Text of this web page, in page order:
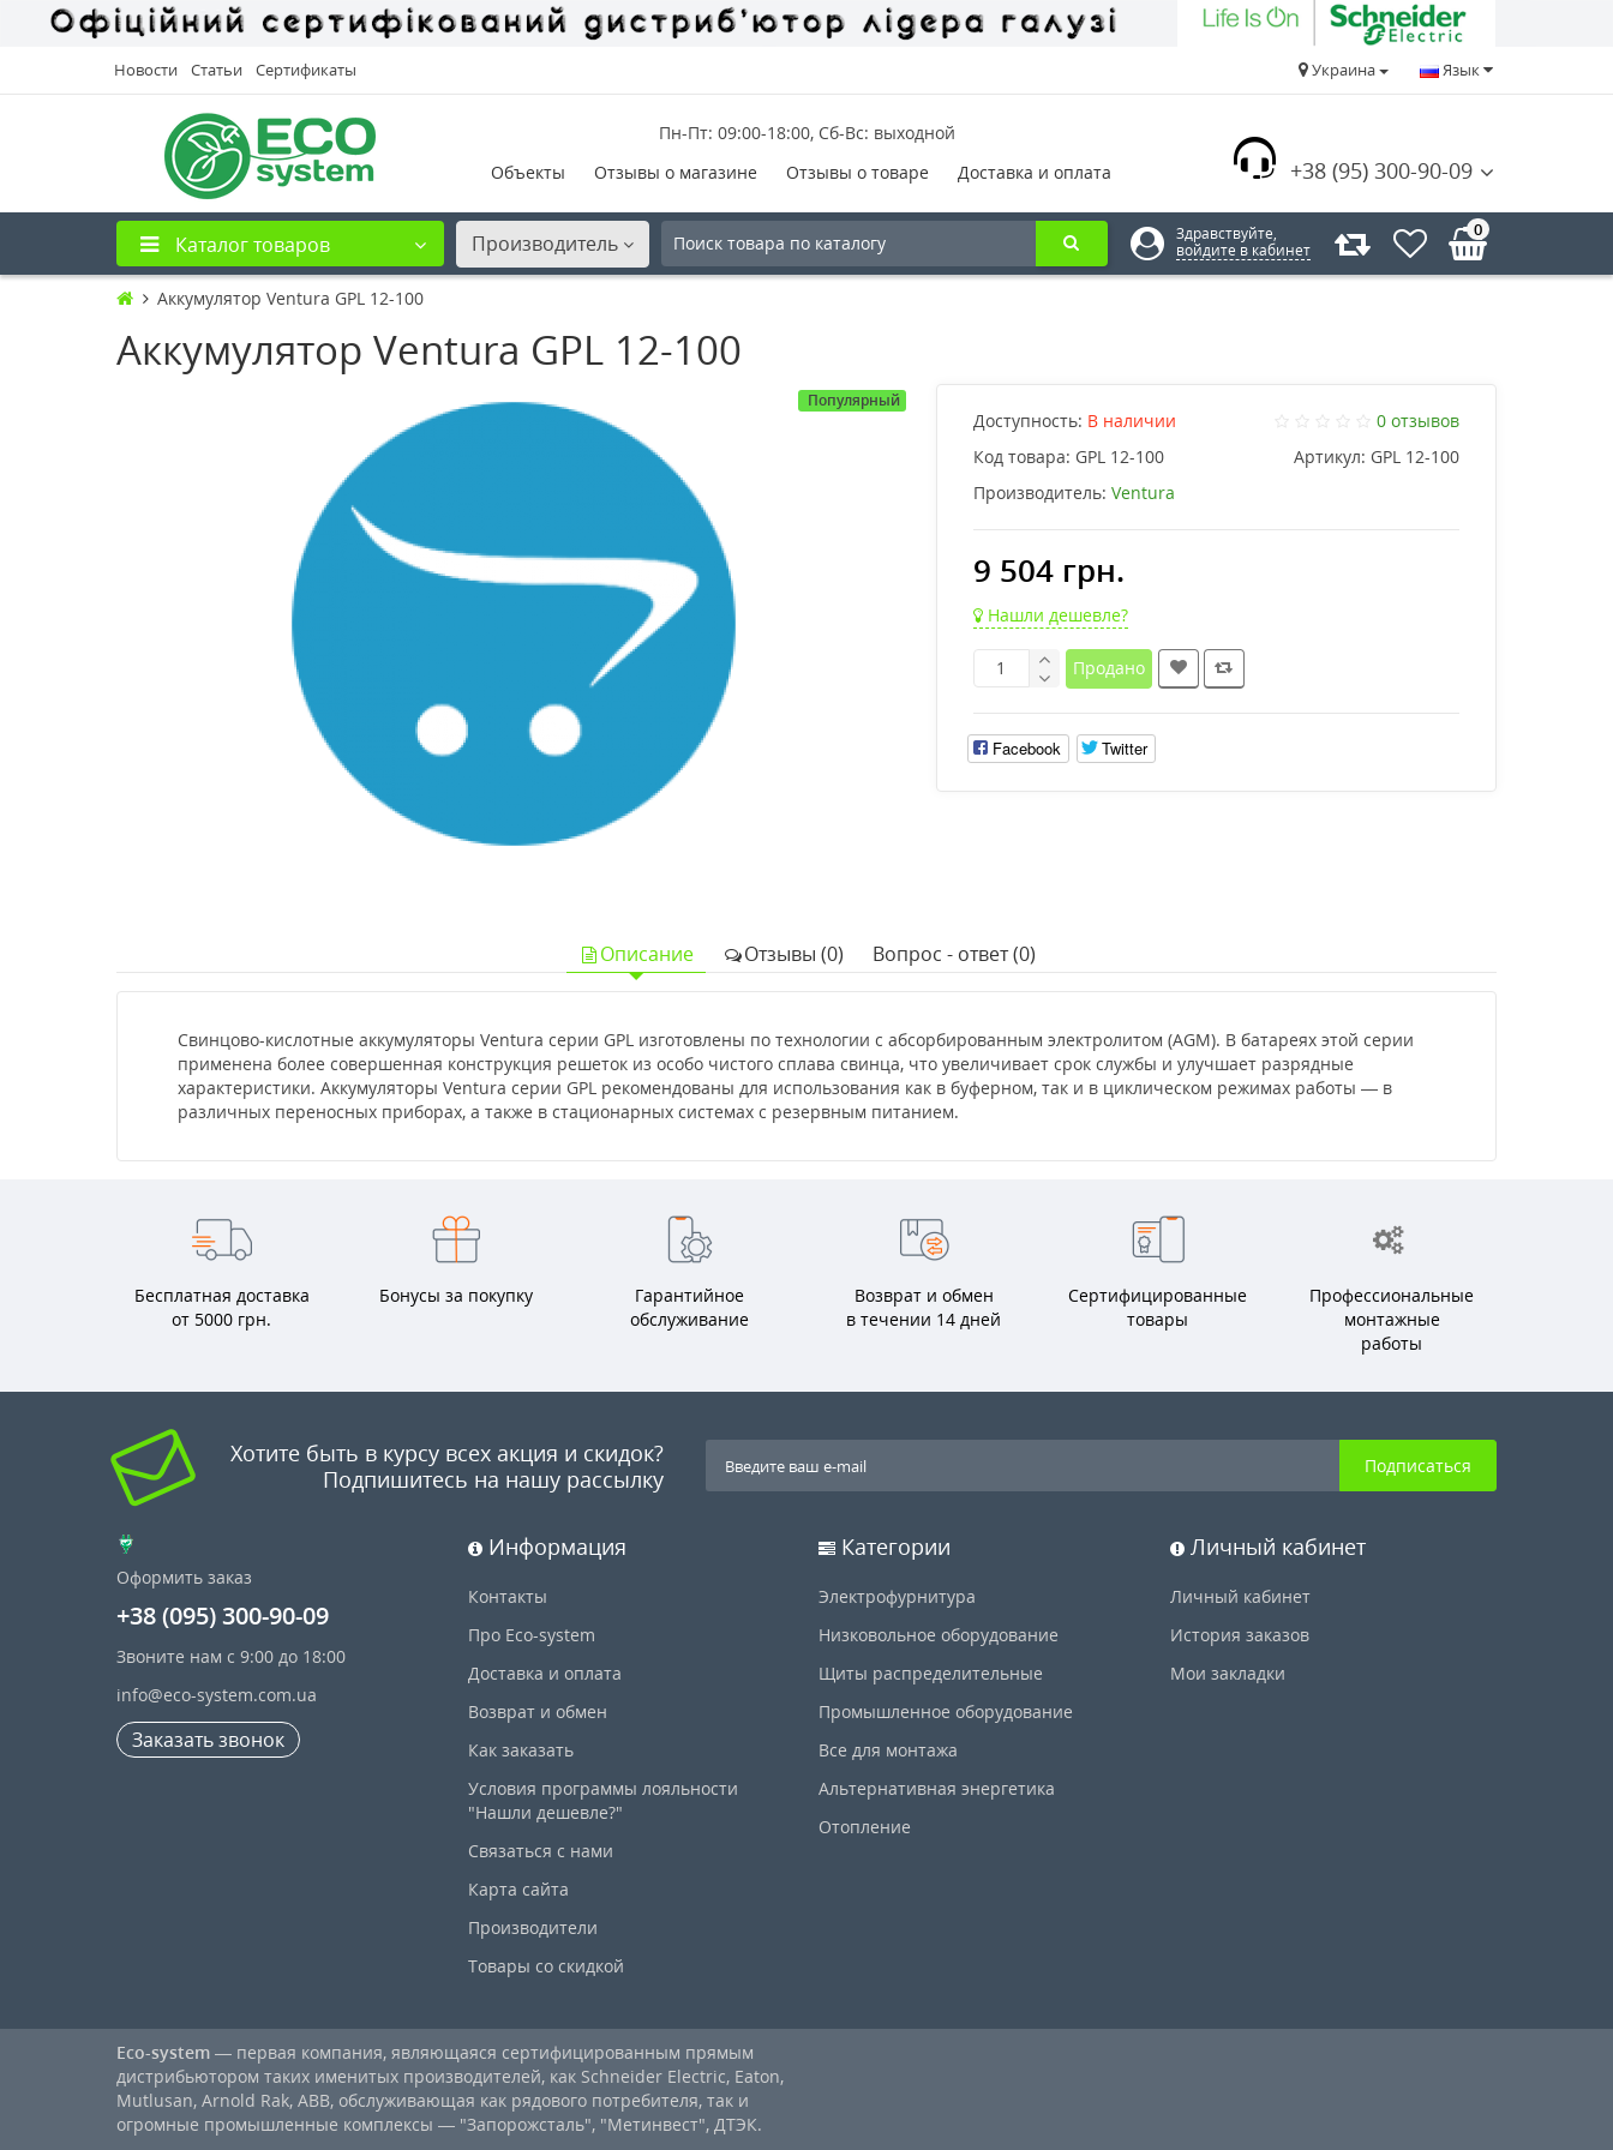
Новости Статьи Сертификаты Язык
Украина
+38 (95) 300-90-09
Пн-Пт: 09:00-18:00, Сб-Вс: выходной
Объекты
Отзывы о магазине Отзывы о товаре Доставка и оплата
Каталог товаров Производитель
Здравствуйте,
войдите в кабинет
0
Аккумулятор Ventura GPL 12-100
Аккумулятор Ventura GPL 12-100
Популярный
Доступность: В наличии
0 отзывов
Код товара: GPL 12-100 Артикул: GPL 12-100
Производитель: Ventura
9 504 грн.
Нашли дешевле?
Продано
Facebook Twitter
Описание Отзывы (0) Вопрос - ответ (0)
Свинцово-кислотные аккумуляторы Ventura серии GPL изготовлены по технологии с абсорбированным электролитом (AGM). В батареях этой серии
применена более совершенная конструкция решеток из особо чистого сплава свинца, что увеличивает срок службы и улучшает разрядные
характеристики. Аккумуляторы Ventura серии GPL рекомендованы для использования как в буферном, так и в циклическом режимах работы — в
различных переносных приборах, а также в стационарных системах с резервным питанием.
Бесплатная доставка
от 5000 грн.
Бонусы за покупку
Гарантийное
обслуживание
Возврат и обмен
в течении 14 дней
Сертифицированные
товары
Профессиональные
монтажные
работы
Хотите быть в курсу всех акция и скидок?
Подпишитесь на нашу рассылку
Подписаться
Оформить заказ
+38 (095) 300-90-09
Звоните нам с 9:00 до 18:00
info@eco-system.com.ua
Заказать звонок
Информация
Контакты
Про Eco-system
Доставка и оплата
Возврат и обмен
Как заказать
Условия программы лояльности
"Нашли дешевле?"
Связаться с нами
Карта сайта
Производители
Товары со скидкой
Категории
Электрофурнитура
Низковольное оборудование
Щиты распределительные
Промышленное оборудование
Все для монтажа
Альтернативная энергетика
Отопление
Личный кабинет
Личный кабинет
История заказов
Мои закладки
Eco-system — первая компания, являющаяся сертифицированным прямым
дистрибьютором таких именитых производителей, как Schneider Electric, Eaton,
Mutlusan, Arnold Rak, ABB, обслуживающая как рядового потребителя, так и
огромные промышленные комплексы — "Запорожсталь", "Метинвест", ДТЭК.